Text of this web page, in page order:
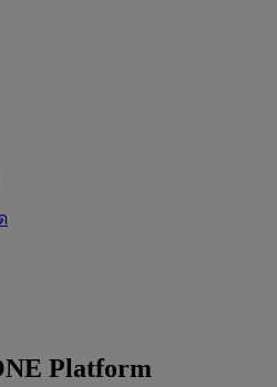
Platform